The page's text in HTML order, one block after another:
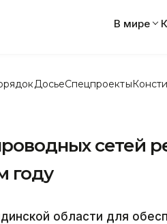
В мире
ДосьеСпецпроекты
сетей
году
области для